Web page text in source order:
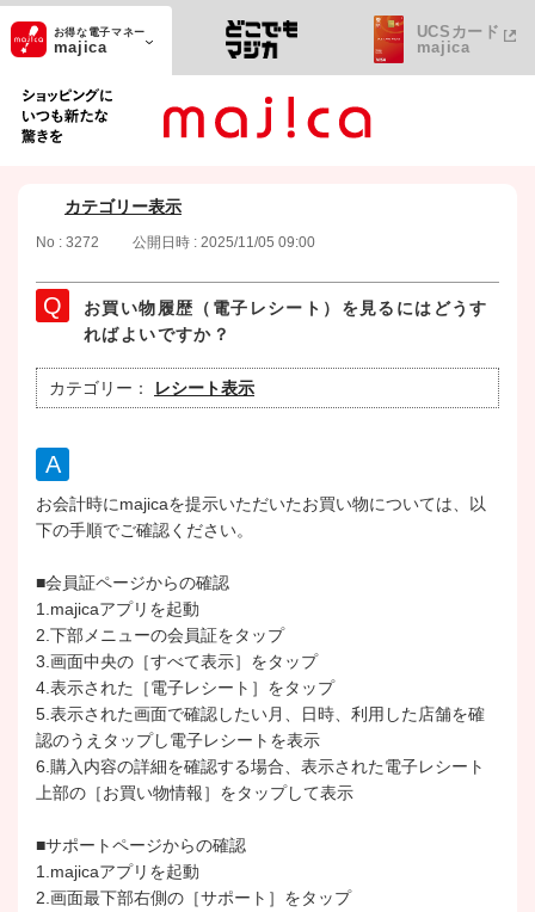
ショッピングにいつも新たな驚きを
お得な電子マネー
majica
UCSカード
majica
カテゴリー表示
No : 3272 公開日時 : 2025/11/05 09:00
お買い物履歴（電子レシート）を見るにはどうす
ればよいですか？
カテゴリー： レシート表示
お会計時にmajicaを提示いただいたお買い物については、以
下の手順でご確認ください。
■会員証ページからの確認
1.majicaアプリを起動
2.下部メニューの会員証をタップ
3.画面中央の［すべて表示］をタップ
4.表示された［電子レシート］をタップ
5.表示された画面で確認したい月、日時、利用した店舗を確
認のうえタップし電子レシートを表示
6.購入内容の詳細を確認する場合、表示された電子レシート
上部の［お買い物情報］をタップして表示
■サポートページからの確認
1.majicaアプリを起動
2.画面最下部右側の［サポート］をタップ